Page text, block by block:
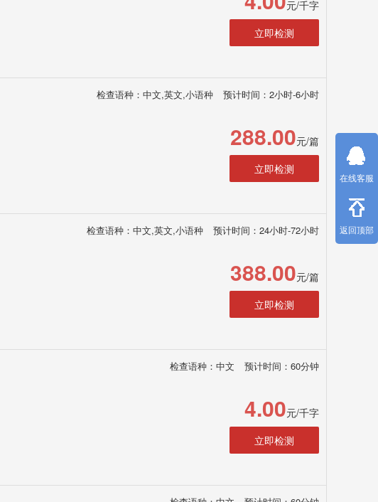
元/千字
立即检测
检查语种：中文,英文,小语种 预计时间：2小时-6小时
288.00元/篇
立即检测
检查语种：中文,英文,小语种 预计时间：24小时-72小时
388.00元/篇
立即检测
检查语种：中文 预计时间：60分钟
4.00元/千字
立即检测
在线客服
返回顶部